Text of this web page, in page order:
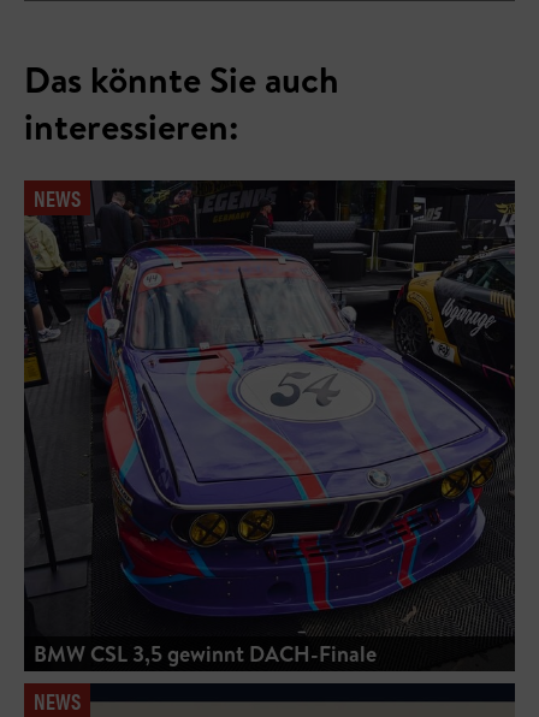
Das könnte Sie auch
interessieren:
NEWS
BMW CSL 3,5 gewinnt DACH-Finale
NEWS